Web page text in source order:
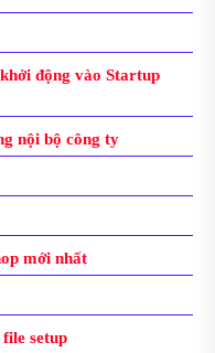
động vào Startup
nội bộ công ty
mới nhất
setup